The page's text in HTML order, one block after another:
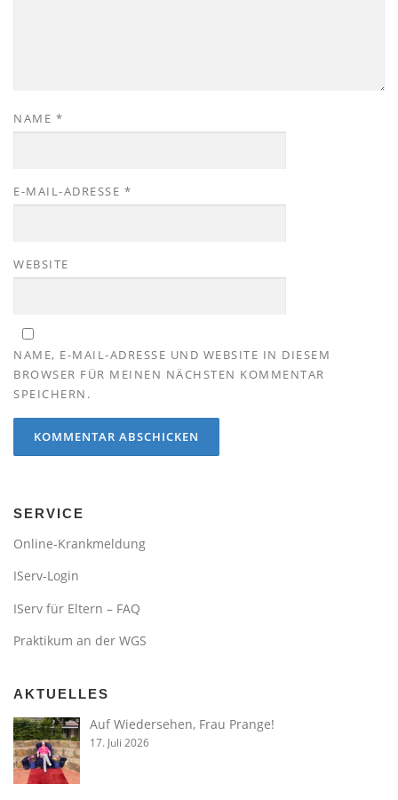
NAME *
E-MAIL-ADRESSE *
WEBSITE
NAME, E-MAIL-ADRESSE UND WEBSITE IN DIESEM
BROWSER FÜR MEINEN NÄCHSTEN KOMMENTAR
SPEICHERN.
SERVICE
Online-Krankmeldung
IServ-Login
IServ für Eltern – FAQ
Praktikum an der WGS
AKTUELLES
Auf Wiedersehen, Frau Prange!
17. Juli 2026